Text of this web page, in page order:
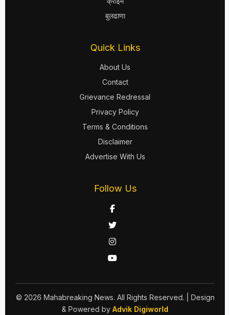
बुलढाणा
Quick Links
About Us
Contact
Grievance Redressal
Privacy Policy
Terms & Conditions
Disclaimer
Advertise With Us
Follow Us
© 2026 Mahabreaking News. All Rights Reserved.
| Design
& Powered by Advik Digiworld